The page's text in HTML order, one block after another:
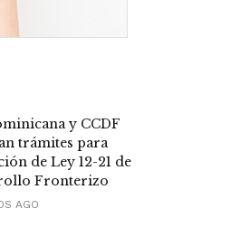
y CCDF
trámites para
de Ley 12-21 de
Fronterizo
AGO